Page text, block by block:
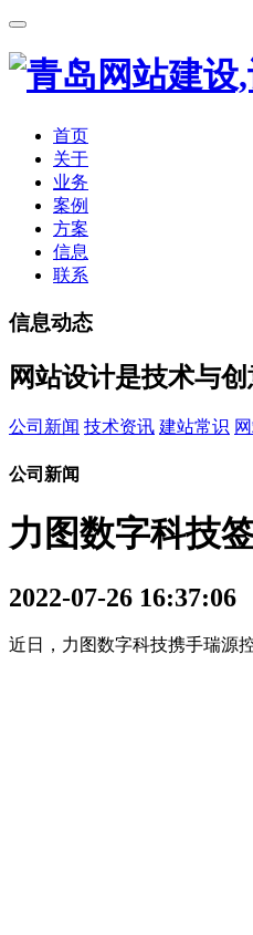
首页
关于
业务
案例
方案
信息
联系
信息动态
网站设计是技术与
公司新闻 技术资讯 建站常识
公司新闻
力图数字科技
2022-07-26 16:37:06
近日，力图数字科技携手瑞源